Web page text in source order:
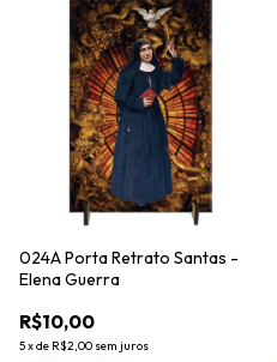
024A Porta Retrato Santas -
Elena Guerra
R$10,00
5xde R$2,00 sem juros